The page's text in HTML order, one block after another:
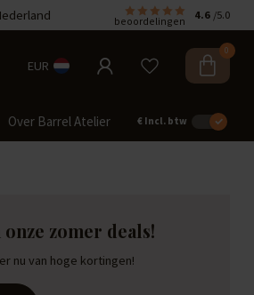
beoordelingen 4.6 /5.0
EUR
0
Over Barrel Atelier € Incl. btw
zomer deals!
nu van hoge kortingen!